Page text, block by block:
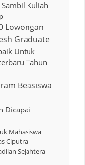
Kuliah
Lowongan
Graduate
Untuk
Tahun
Beasiswa
Dicapai
Mahasiswa
Ciputra
Sejahtera